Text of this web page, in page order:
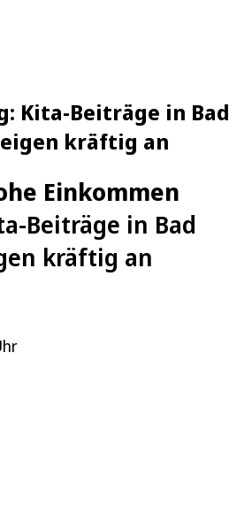
Kita-Beiträge in Bad
kräftig an
Einkommen
Beiträge in Bad
kräftig an